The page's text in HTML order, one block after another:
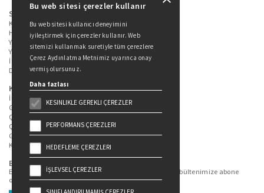
Sitede Yer Alan Sayfalar
Kitaplarımız
Hakkımızda
Yazarlarımız
Yazar Adayları İçin
İletişim
Duygu Asena Roman Ödülü
Kişisel Verilerin Korunması
İlgili Kişi Başvuru Formu
Genel Aydınlatma Metni
Çekiliş Aydınlatma Metni
Çerez Aydınlatma Metni
Gizlilik Politikası
Kullanım Şartları
Bizi Takip Edin...
En güncel kitap ve etkinliklerden haberdar olmak için bültenimize abone
olun.
Bu web sitesi çerezler kullanır
Bu web sitesi kullanıcı deneyimini
iyileştirmek için çerezler kullanır. Web
sitemizi kullanmak suretiyle tüm çerezlere
Çerez Aydınlatma Metnimiz uyarınca onay
vermiş olursunuz.
Daha fazlası
KESINLIKLE GEREKLI ÇEREZLER
PERFORMANS ÇEREZLERI
HEDEFLEME ÇEREZLERI
İŞLEVSEL ÇEREZLER